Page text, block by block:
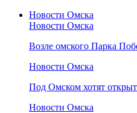
Новости Омска
Новости Омска
Возле омского Парка
Новости Омска
Под Омском хотят
Новости Омска